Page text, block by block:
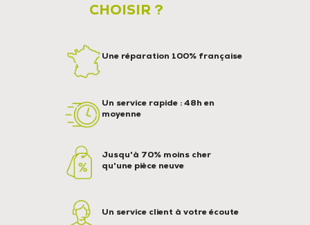
CHOISIR ?
Une réparation 100% française
Un service rapide : 48h en
moyenne
Jusqu'à 70% moins cher
qu'une pièce neuve
Un service client à votre écoute